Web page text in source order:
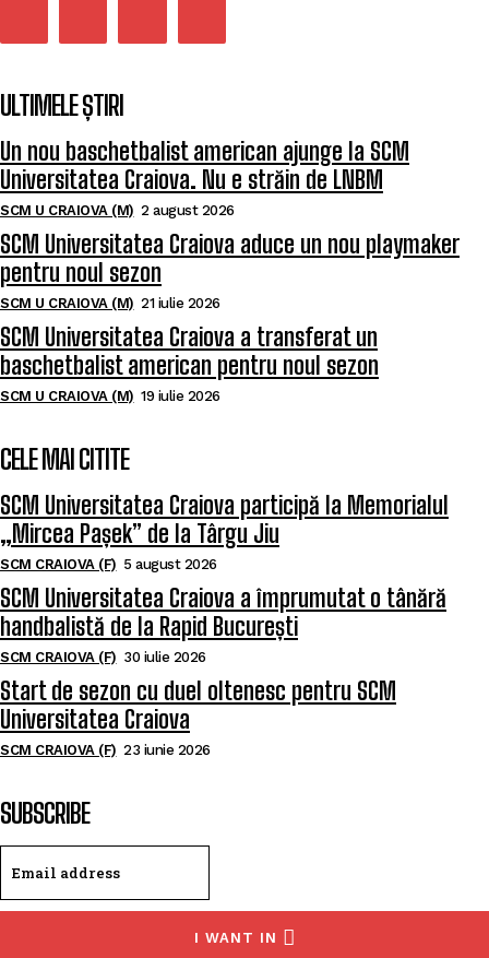
ULTIMELE ȘTIRI
Un nou baschetbalist american ajunge la SCM
Universitatea Craiova. Nu e străin de LNBM
SCM U CRAIOVA (M) 2 august 2026
SCM Universitatea Craiova aduce un nou playmaker
pentru noul sezon
SCM U CRAIOVA (M) 21 iulie 2026
SCM Universitatea Craiova a transferat un
baschetbalist american pentru noul sezon
SCM U CRAIOVA (M) 19 iulie 2026
CELE MAI CITITE
SCM Universitatea Craiova participă la Memorialul
„Mircea Pașek” de la Târgu Jiu
SCM CRAIOVA (F) 5 august 2026
SCM Universitatea Craiova a împrumutat o tânără
handbalistă de la Rapid București
SCM CRAIOVA (F) 30 iulie 2026
Start de sezon cu duel oltenesc pentru SCM
Universitatea Craiova
SCM CRAIOVA (F) 23 iunie 2026
SUBSCRIBE
I WANT IN